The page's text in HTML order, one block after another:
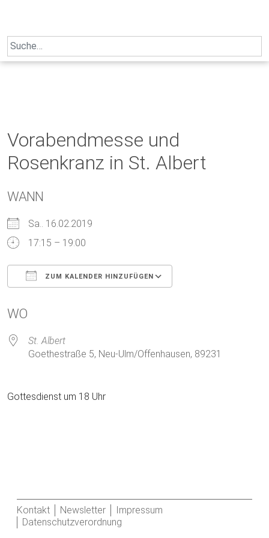
Search
for:
Vorabendmesse und
Rosenkranz in St. Albert
WANN
Sa.. 16.02.2019
17:15 – 19:00
ZUM KALENDER HINZUFÜGEN
WO
St. Albert
Goethestraße 5, Neu-Ulm/Offenhausen, 89231
Gottesdienst um 18 Uhr
Kontakt Newsletter
Impressum
Datenschutzverordnung